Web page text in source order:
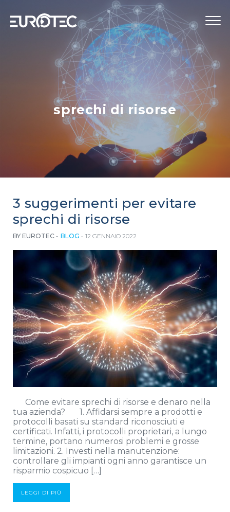
STRUMENTAZIONE
TELECONTROLLO
LAVORA CON NOI
sprechi di risorse
3 suggerimenti per evitare
sprechi di risorse
BY EUROTEC BLOG 12 GENNAIO 2022
Come evitare sprechi di risorse e denaro nella
tua azienda? 1. Affidarsi sempre a prodotti e
protocolli basati su standard riconosciuti e
certificati. Infatti, i protocolli proprietari, a lungo
termine, portano numerosi problemi e grosse
limitazioni. 2. Investi nella manutenzione:
controllare gli impianti ogni anno garantisce un
risparmio cospicuo […]
LEGGI DI PIÙ